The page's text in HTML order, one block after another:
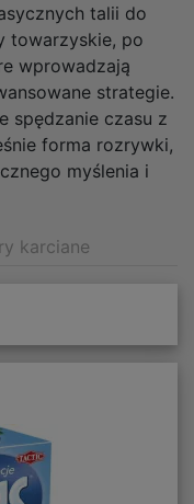
talii do
towarzyskie, po
wprowadzają
strategie.
spędzanie czasu z
forma rozrywki,
myślenia i
karciane